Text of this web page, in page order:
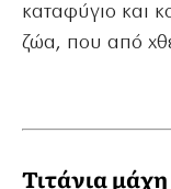
καταφύγιο και
ζώα, που από
Τιτάνια